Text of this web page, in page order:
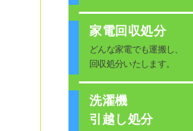
家電回収処分
どんな家電でも運搬し、
回収処分いたします。
洗濯機
引越し処分